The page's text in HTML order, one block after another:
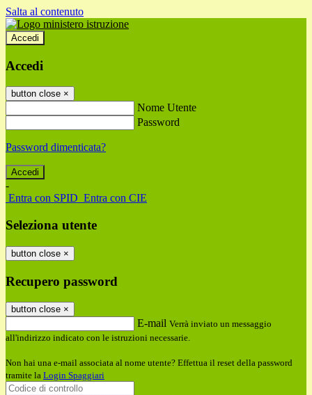
Salta al contenuto
Accedi
Accedi
button close ×
Nome Utente
Password
Password dimenticata?
-
Entra con SPID Entra con CIE
Seleziona utente
button close ×
Recupero password
button close ×
E-mail Verrà inviato un messaggio
all'indirizzo indicato con le istruzioni necessarie.
Non hai una e-mail associata al nome utente? Effettua il reset della password
tramite la Login Spaggiari